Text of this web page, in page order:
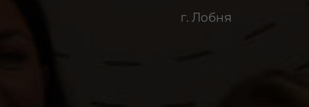
г. Лобня